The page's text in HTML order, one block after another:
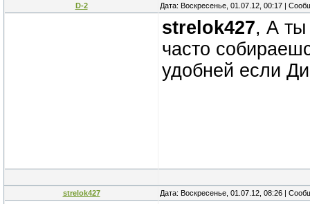
D-2 Дата: Воскресенье, 01.07.12, 00:17 |
strelok427, А ты
часто
удобней если
strelok427 Дата: Воскресенье, 01.07.12, 08:26 |